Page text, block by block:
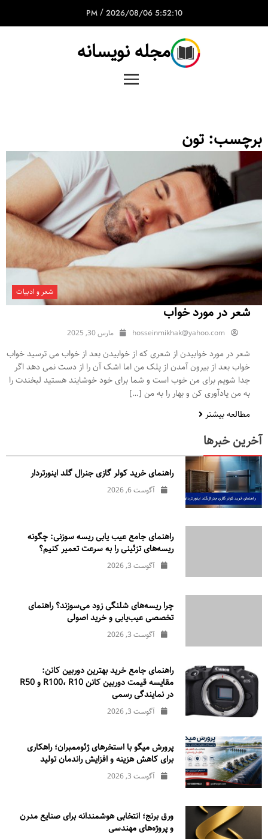
5:52:10 PM
/ 2026/08/06
مجله نویسانه
برچسب:تون
شعر و ادبیات
شعر در مورد خواب
hosseinmikhak@yahoo.com مارس 30, 2025
شعر در مورد خوابیدن از شعری که از خوابیدن بعد از خواب می ترسید خواب
خواب بعد از بیرون آمدن از پلک من اما اشک آن را از دست نمی دهد اگر
جدا شویم برای من خوب است و شما برای خود خوشایند هستید لبخندت را
به من یادآوری کن و بهار را به من […]
مطالعه بیشتر
آخرین خبرها
راهنمای خرید کولر گازی جنرال‌ گلد اینورتر‌دار
آگوست 6, 2026
راهنمای جامع عیب یابی ریسه سوزنی: چگونه
ریسه‌های تزئینی را به سرعت تعمیر کنیم؟
آگوست 3, 2026
چرا ریسه‌های شلنگی زود می‌سوزند؟ راهنمای
تخصصی عیب‌یابی و خرید اصولی
آگوست 3, 2026
راهنمای جامع خرید بهترین دوربین کانن:
مقایسه قیمت دوربین کانن R100، R10 و R50
در نمایندگی رسمی
آگوست 3, 2026
پرورش میگو با استخرهای ژئوممبران؛ راهکاری
برای کاهش هزینه و افزایش راندمان تولید
آگوست 3, 2026
ورق برنج؛ انتخابی هوشمندانه برای صنایع مدرن
و پروژه‌های مهندسی